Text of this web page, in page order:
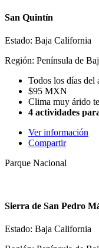
San Quintín
Estado: Baja California
Región: Península de
Todos los días del
$95 MXN
Clima muy árido
4 actividades
Ver información
Compartir
Parque Nacional
Sierra de San Pedro
Estado: Baja California